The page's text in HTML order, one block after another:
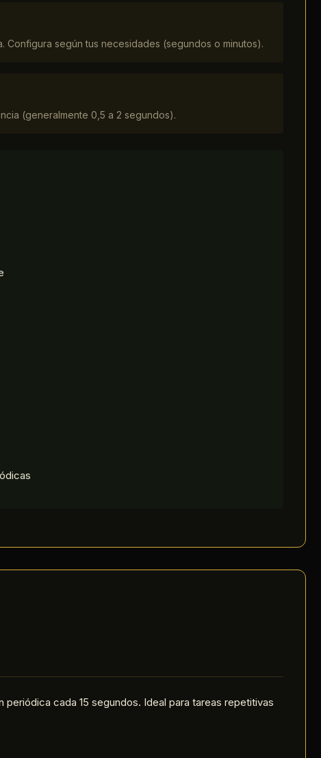
según tus necesidades (segundos o minutos).
(generalmente 0,5 a 2 segundos).
cada 15 segundos. Ideal para tareas repetitivas